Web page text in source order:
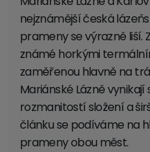
nejznámější česká
prameny se výrazně liší.
známé horkými
zaměřenou hlavně na
Mariánské Lázně
rozmanitostí složení a
článku se podíváme na
prameny obou měst.